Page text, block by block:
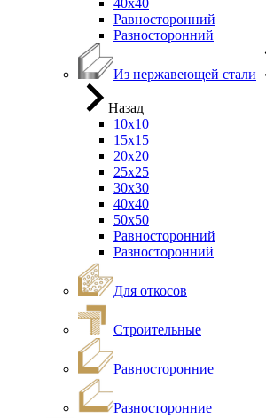
40х40
Равносторонний
Разносторонний
Из нержавеющей стали
Назад
10х10
15х15
20х20
25х25
30х30
40х40
50х50
Равносторонний
Разносторонний
Для откосов
Строительные
Равносторонние
Разносторонние